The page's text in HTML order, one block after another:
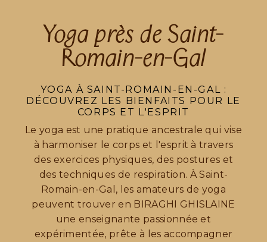
Yoga près de Saint-
Romain-en-Gal
YOGA À SAINT-ROMAIN-EN-GAL :
DÉCOUVREZ LES BIENFAITS POUR LE
CORPS ET L'ESPRIT
Le yoga est une pratique ancestrale qui vise
à harmoniser le corps et l'esprit à travers
des exercices physiques, des postures et
des techniques de respiration. À Saint-
Romain-en-Gal, les amateurs de yoga
peuvent trouver en BIRAGHI GHISLAINE
une enseignante passionnée et
expérimentée, prête à les accompagner